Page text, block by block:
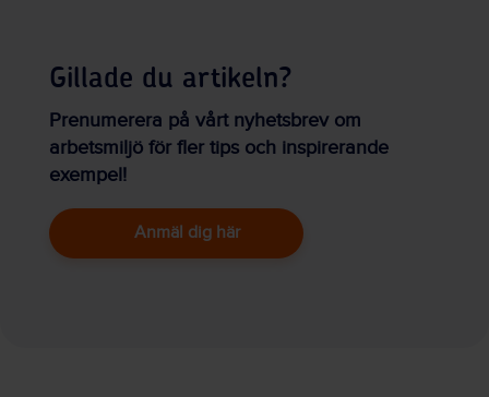
Gillade du artikeln?
Prenumerera på vårt nyhetsbrev om
arbetsmiljö för fler tips och inspirerande
exempel!
Anmäl dig här